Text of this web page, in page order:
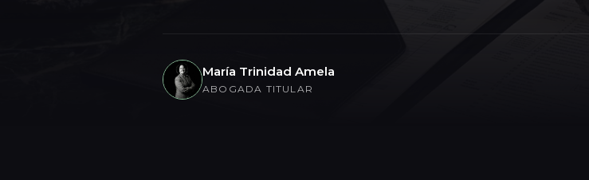
María Trinidad Amela
ABOGADA TITULAR